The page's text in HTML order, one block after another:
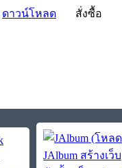
ดาวน์โหลด สั่งซื้อ